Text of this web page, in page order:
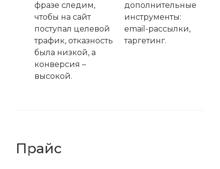
фразе следим,
чтобы на сайт
поступал целевой
трафик, отказность
была низкой, а
конверсия –
высокой.
дополнительные
инструменты:
email-рассылки,
таргетинг.
Прайс